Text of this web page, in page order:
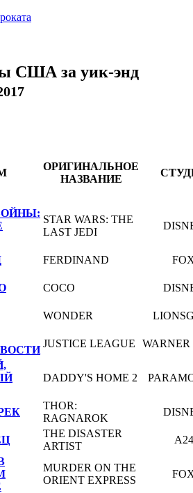
США за уик-энд
ОРИГИНАЛЬНОЕ
НАЗВАНИЕ
STAR WARS: THE
LAST JEDI
FERDINAND
COCO
WONDER
JUSTICE LEAGUE WARNER
DADDY'S HOME 2
THOR:
RAGNAROK
THE DISASTER
ARTIST
A24
MURDER ON THE
ORIENT EXPRESS